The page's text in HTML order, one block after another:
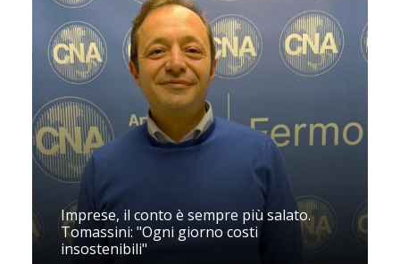
Imprese, il conto è sempre più salato.
Tomassini: "Ogni giorno costi
insostenibili"